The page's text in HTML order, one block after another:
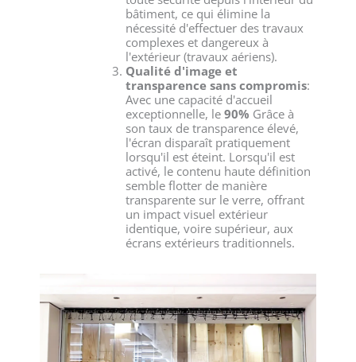
bâtiment, ce qui élimine la
nécessité d'effectuer des travaux
complexes et dangereux à
l'extérieur (travaux aériens).
Qualité d'image et
transparence sans compromis:
Avec une capacité d'accueil
exceptionnelle, le 90% Grâce à
son taux de transparence élevé,
l'écran disparaît pratiquement
lorsqu'il est éteint. Lorsqu'il est
activé, le contenu haute définition
semble flotter de manière
transparente sur le verre, offrant
un impact visuel extérieur
identique, voire supérieur, aux
écrans extérieurs traditionnels.